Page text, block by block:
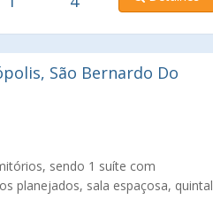
central, além de sistema solar -
São Bernardo Do
sendo 1 suíte com
planejados, sala espaçosa, quintal